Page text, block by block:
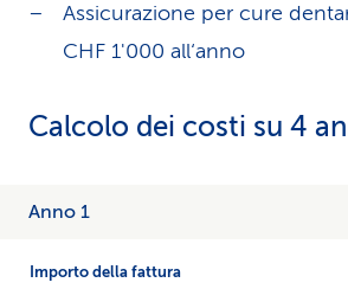
Assicurazione per cure
CHF 1'000 all‘anno
Calcolo dei costi su 4
conteggio
Anno 1